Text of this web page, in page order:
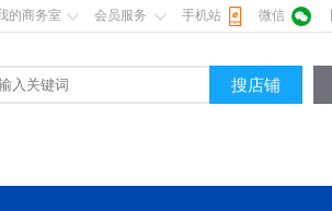
的商务室 会员服务 手机站 微信
搜店铺